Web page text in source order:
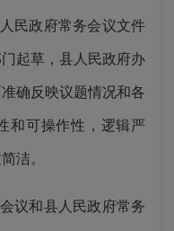
民政府常务会议文件
起草，县人民政府办
确反映议题情况和各
和可操作性，逻辑严
洁。
议和县人民政府常务